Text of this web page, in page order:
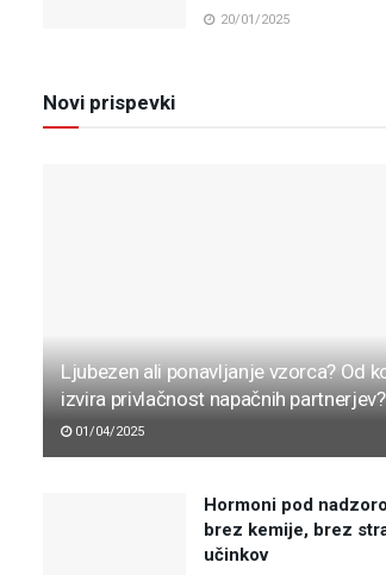
20/01/2025
Novi prispevki
Ljubezen ali ponavljanje vzorca? Od
izvira privlačnost napačnih partnerjev?
01/04/2025
Hormoni pod
brez kemije, brez
učinkov